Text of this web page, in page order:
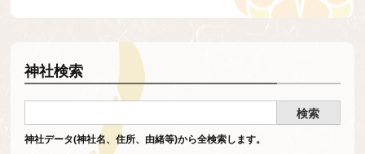
神社検索
神社データ(神社名、住所、由緒等)から全検索します。